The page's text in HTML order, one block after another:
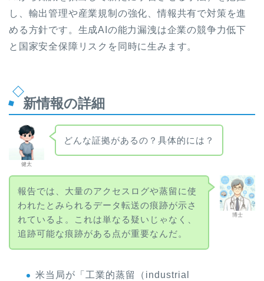
し、輸出管理や産業規制の強化、情報共有で対策を進
める方針です。生成AIの能力漏洩は企業の競争力低下
と国家安全保障リスクを同時に生みます。
新情報の詳細
健太
どんな証拠があるの？具体的には？
博士
報告では、大量のアクセスログや蒸留に使
われたとみられるデータ転送の痕跡が示さ
れているよ。これは単なる疑いじゃなく、
追跡可能な痕跡がある点が重要なんだ。
米当局が「工業的蒸留（industrial